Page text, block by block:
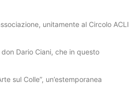
unitamente al Circolo ACLI
Dario Ciani, che in questo
sul Colle”, un’estemporanea